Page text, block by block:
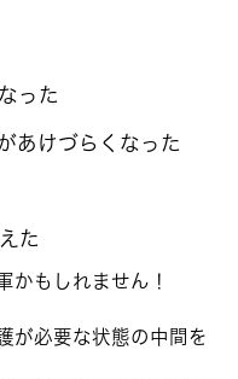
った
あけづらくなった
た
かもしれません！
が必要な状態の中間を